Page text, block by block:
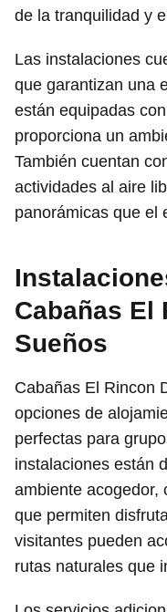
de la tranquilidad y
Las instalaciones
que garantizan una
están equipadas
proporciona un
También cuentan
actividades al aire
panorámicas que el
Cabañas El
Sueños
Cabañas El Rincon
opciones de
perfectas para
instalaciones están
ambiente acogedor,
que permiten
visitantes pueden
rutas naturales que